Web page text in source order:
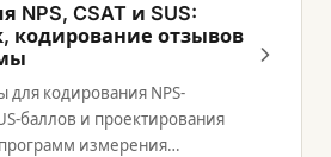
NPS, CSAT и SUS:
кодирование отзывов
для кодирования NPS-
баллов и проектирования
измерения